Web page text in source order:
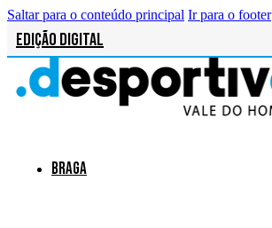
Saltar para o conteúdo principal Ir para o footer
Edição Digital
Braga